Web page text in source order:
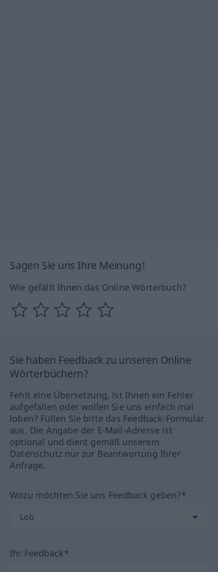
Sagen Sie uns Ihre Meinung!
Wie gefällt Ihnen das Online Wörterbuch?
Sie haben Feedback zu unseren Online
Wörterbüchern?
Fehlt eine Übersetzung, ist Ihnen ein Fehler
aufgefallen oder wollen Sie uns einfach mal
loben? Füllen Sie bitte das Feedback-Formular
aus. Die Angabe der E-Mail-Adresse ist
optional und dient gemäß unserem
Datenschutz nur zur Beantwortung Ihrer
Anfrage.
Wozu möchten Sie uns Feedback geben?*
Ihr Feedback*